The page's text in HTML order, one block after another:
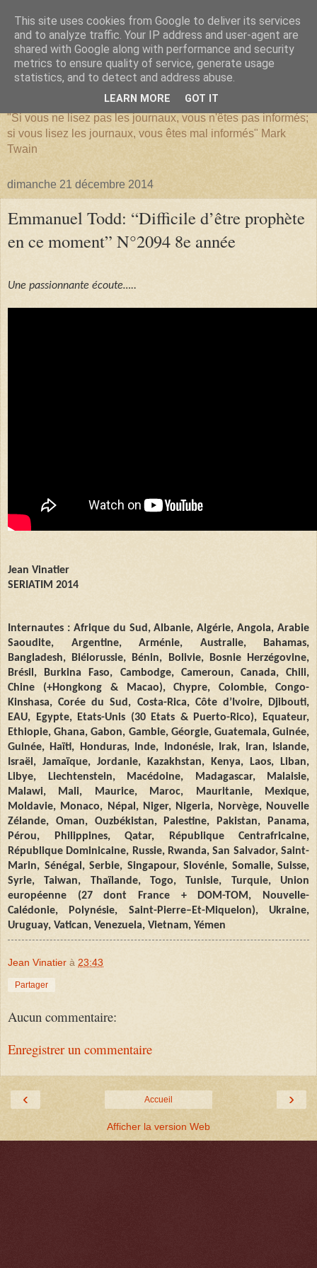
SERIATIM
"Si vous ne lisez pas les journaux, vous n'êtes pas informés;
si vous lisez les journaux, vous êtes mal informés" Mark
Twain
dimanche 21 décembre 2014
Emmanuel Todd: “Difficile d’être prophète
en ce moment” N°2094 8e année
Une passionnante écoute…..
Jean Vinatier
SERIATIM 2014
Internautes : Afrique du Sud, Albanie, Algérie, Angola, Arabie
Saoudite, Argentine, Arménie, Australie, Bahamas,
Bangladesh, Biélorussie, Bénin, Bolivie, Bosnie Herzégovine,
Brésil, Burkina Faso, Cambodge, Cameroun, Canada, Chili,
Chine (+Hongkong & Macao), Chypre, Colombie, Congo-
Kinshasa, Corée du Sud, Costa-Rica, Côte d’Ivoire, Djibouti,
EAU, Egypte, Etats-Unis (30 Etats & Puerto-Rico), Equateur,
Ethiopie, Ghana, Gabon, Gambie, Géorgie, Guatemala, Guinée,
Guinée, Haïti, Honduras, Inde, Indonésie, Irak, Iran, Islande,
Israël, Jamaïque, Jordanie, Kazakhstan, Kenya, Laos, Liban,
Libye, Liechtenstein, Macédoine, Madagascar, Malaisie,
Malawi, Mali, Maurice, Maroc, Mauritanie, Mexique,
Moldavie, Monaco, Népal, Niger, Nigeria, Norvège, Nouvelle
Zélande, Oman, Ouzbékistan, Palestine, Pakistan, Panama,
Pérou, Philippines, Qatar, République Centrafricaine,
République Dominicaine, Russie, Rwanda, San Salvador, Saint-
Marin, Sénégal, Serbie, Singapour, Slovénie, Somalie, Suisse,
Syrie, Taiwan, Thaïlande, Togo, Tunisie, Turquie, Union
européenne (27 dont France + DOM-TOM, Nouvelle-
Calédonie, Polynésie, Saint-Pierre–Et-Miquelon), Ukraine,
Uruguay, Vatican, Venezuela, Vietnam, Yémen
Jean Vinatier à 23:43
Partager
Aucun commentaire:
Enregistrer un commentaire
‹ ›
Accueil
Afficher la version Web
This site uses cookies from Google to deliver its services
and to analyze traffic. Your IP address and user-agent are
shared with Google along with performance and security
metrics to ensure quality of service, generate usage
statistics, and to detect and address abuse.
LEARN MORE GOT IT